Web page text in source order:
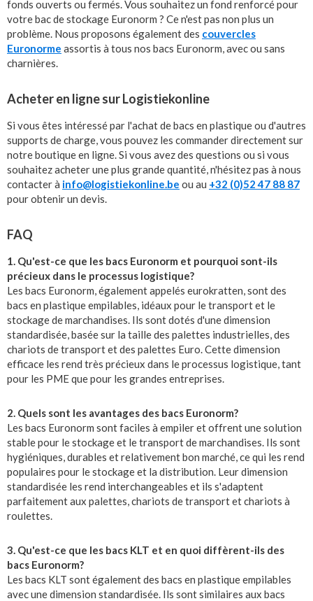
fonds ouverts ou fermés. Vous souhaitez un fond renforcé pour
votre bac de stockage Euronorm ? Ce n'est pas non plus un
problème. Nous proposons également des couvercles
Euronorme assortis à tous nos bacs Euronorm, avec ou sans
charnières.
Acheter en ligne sur Logistiekonline
Si vous êtes intéressé par l'achat de bacs en plastique ou d'autres
supports de charge, vous pouvez les commander directement sur
notre boutique en ligne. Si vous avez des questions ou si vous
souhaitez acheter une plus grande quantité, n'hésitez pas à nous
contacter à info@logistiekonline.be ou au +32 (0)52 47 88 87
pour obtenir un devis.
FAQ
1. Qu'est-ce que les bacs Euronorm et pourquoi sont-ils
précieux dans le processus logistique?
Les bacs Euronorm, également appelés eurokratten, sont des
bacs en plastique empilables, idéaux pour le transport et le
stockage de marchandises. Ils sont dotés d'une dimension
standardisée, basée sur la taille des palettes industrielles, des
chariots de transport et des palettes Euro. Cette dimension
efficace les rend très précieux dans le processus logistique, tant
pour les PME que pour les grandes entreprises.
2. Quels sont les avantages des bacs Euronorm?
Les bacs Euronorm sont faciles à empiler et offrent une solution
stable pour le stockage et le transport de marchandises. Ils sont
hygiéniques, durables et relativement bon marché, ce qui les rend
populaires pour le stockage et la distribution. Leur dimension
standardisée les rend interchangeables et ils s'adaptent
parfaitement aux palettes, chariots de transport et chariots à
roulettes.
3. Qu'est-ce que les bacs KLT et en quoi diffèrent-ils des
bacs Euronorm?
Les bacs KLT sont également des bacs en plastique empilables
avec une dimension standardisée. Ils sont similaires aux bacs